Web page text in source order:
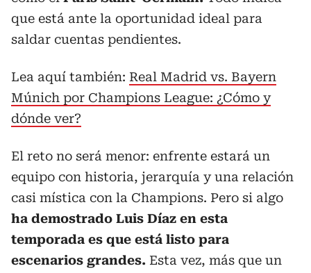
que está ante la oportunidad ideal para
saldar cuentas pendientes.
Lea aquí también: Real Madrid vs. Bayern
Múnich por Champions League: ¿Cómo y
dónde ver?
El reto no será menor: enfrente estará un
equipo con historia, jerarquía y una relación
casi mística con la Champions. Pero si algo
ha demostrado Luis Díaz en esta
temporada es que está listo para
escenarios grandes. Esta vez, más que un